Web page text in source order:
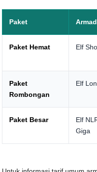
Paket
Paket Hemat Elf
Paket
Rombongan
Elf
Paket Besar
Elf
Giga